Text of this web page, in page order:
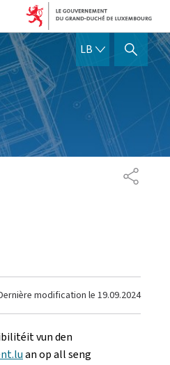
LB SHOW HIDE SEARCH
modification le 19.09.2024
vun den
an op all seng